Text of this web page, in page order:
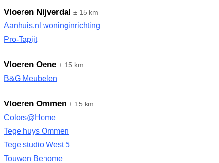
Vloeren Nijverdal ± 15 km
Aanhuis.nl woninginrichting
Pro-Tapijt
Vloeren Oene ± 15 km
B&G Meubelen
Vloeren Ommen ± 15 km
Colors@Home
Tegelhuys Ommen
Tegelstudio West 5
Touwen Behome